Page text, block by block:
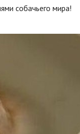
собачьего мира!